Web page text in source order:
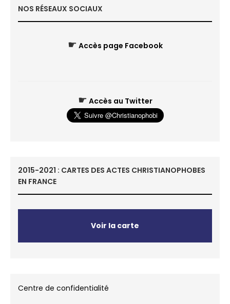
NOS RÉSEAUX SOCIAUX
☛ Accès page Facebook
☛ Accès au Twitter
2015-2021 : CARTES DES ACTES CHRISTIANOPHOBES
EN FRANCE
Voir la carte
Centre de confidentialité